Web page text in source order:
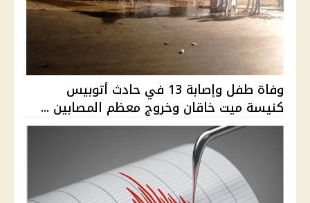
وفاة طفل وإصابة 13 في حادث أتوبيس
كنيسة ميت خاقان وخروج معظم المصابين ...